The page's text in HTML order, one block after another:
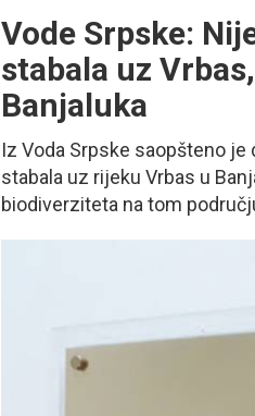
Vode Srpske:
stabala uz
Banjaluka
Iz Voda Srpske saopšteno
stabala uz rijeku Vrbas u
biodiverziteta na tom